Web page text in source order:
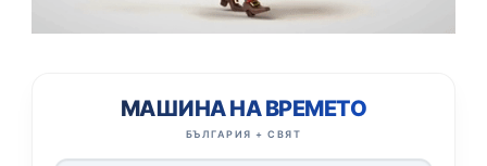
МАШИНА НА ВРЕМЕТО
БЪЛГАРИЯ + СВЯТ